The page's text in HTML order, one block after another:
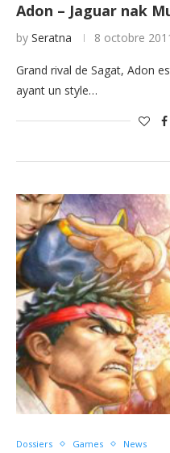
Adon – Jaguar nak
by Seratna 8 octobre
Grand rival de Sagat, Adon
ayant un style…
Dossiers Games News